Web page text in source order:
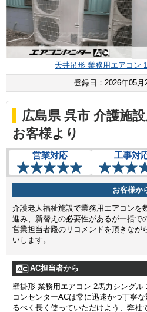
天井吊形 業務用エアコン
登録日：2026年05月
広島県 呉市 介護施
お客様より
営業対応 工事対
お客様か
介護老人福祉施設で業務用エアコンを
進み、新替えの必要性があるが一括で
営業担当者殿のリコメンドを頂きなが
いします。
AC担当者から
壁掛形 業務用エアコン 2馬力シングル
コンセンターACは常に迅速かつ丁寧
るべく長く使っていただけよう、弊社